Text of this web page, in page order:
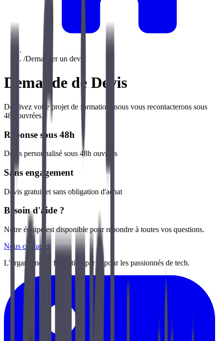
/Demander un devis
Demande de Devis
Décrivez votre projet de formation, nous vous recontacterons sous
48h ouvrées.
Réponse sous 48h
Devis personnalisé sous 48h ouvrées
Sans engagement
Devis gratuit et sans obligation d'achat
Besoin d'aide ?
Notre équipe est disponible pour répondre à toutes vos questions.
Nous contacter
L'organisme de formation par et pour les passionnés de tech.